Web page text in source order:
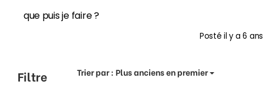
que puis je faire ?
Postéil y a 6 ans
Filtre Trier par :Plus anciens en premier